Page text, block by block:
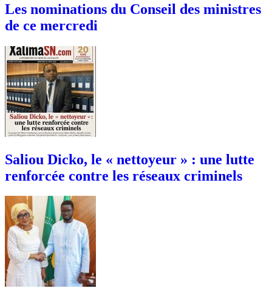
Les nominations du Conseil des ministres
de ce mercredi
Saliou Dicko, le « nettoyeur » : une lutte
renforcée contre les réseaux criminels